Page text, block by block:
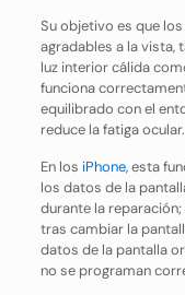
Su objetivo es que
agradables a la vista,
luz interior cálida
funciona
equilibrado con el
reduce la fatiga ocular.
En los iPhone, esta
los datos de la
durante la
tras cambiar la
datos de la pantalla
no se programan